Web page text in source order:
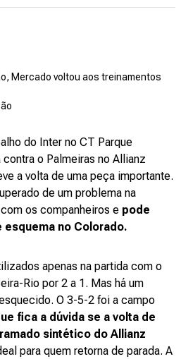
Mercado voltou aos treinamentos
do Inter no CT Parque
o Palmeiras no Allianz
a volta de uma peça importante.
de um problema na
os companheiros e pode
esquema no Colorado.
apenas na partida com o
Rio por 2 a 1. Mas há um
O 3-5-2 foi a campo
fica a dúvida se a volta de
sintético do Allianz
para quem retorna de parada. A